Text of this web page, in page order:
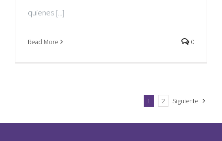
quienes [...]
Read More 0
1 2 Siguiente